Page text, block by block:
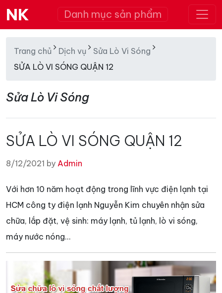
NK Danh mục sản phẩm
Trang chủ Dịch vụ
Sửa Lò Vi Sóng
SỬA LÒ VI SÓNG QUẬN 12
Sửa Lò Vi Sóng
SỬA LÒ VI SÓNG QUẬN 12
8/12/2021 by Admin
Với hơn 10 năm hoạt động trong lĩnh vực điện lạnh tại
HCM công ty điện lạnh Nguyễn Kim chuyên nhận sửa
chữa, lắp đặt, vệ sinh: máy lạnh, tủ lạnh, lò vi sóng,
máy nước nóng…